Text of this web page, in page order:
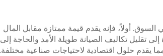
السوق. أولاً، فإنه يقدم قيمة ممتازة مقابل
تقليل تكاليف الصيانة طويلة الأمد
يقدم حلول اقتصادية لاحتياجات صناعية